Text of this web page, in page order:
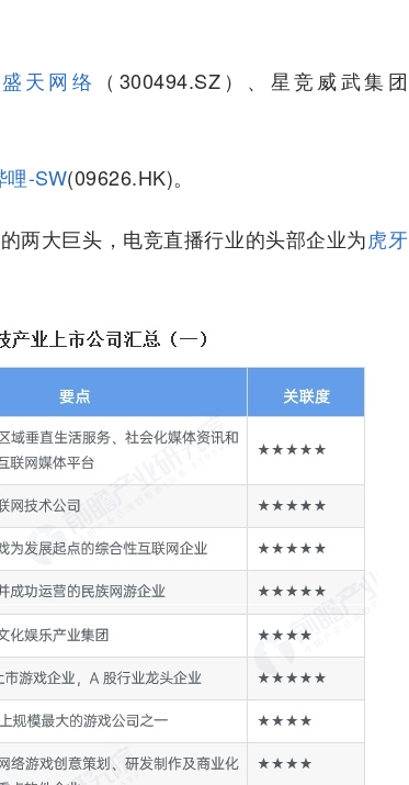
盛天网络 （300494.SZ）、星竞威武集团
哩-SW(09626.HK)。
两大巨头，电竞直播行业的头部企业为虎牙